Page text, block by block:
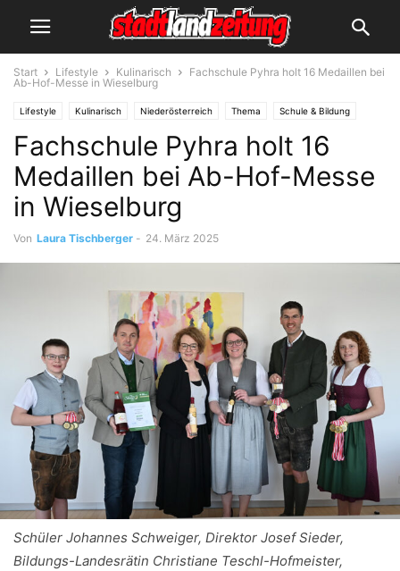
Start Lifestyle Kulinarisch
Fachschule Pyhra holt 16 Medaillen bei
Ab-Hof-Messe in Wieselburg
Lifestyle Kulinarisch Niederösterreich Thema Schule & Bildung
Fachschule Pyhra holt 16
Medaillen bei Ab-Hof-Messe
in Wieselburg
Von Laura Tischberger - 24. März 2025
Schüler Johannes Schweiger, Direktor Josef Sieder,
Bildungs-Landesrätin Christiane Teschl-Hofmeister,